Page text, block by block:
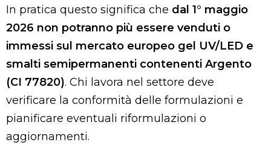
In pratica questo significa che dal 1° maggio
2026 non potranno più essere venduti o
immessi sul mercato europeo gel UV/LED e
smalti semipermanenti contenenti Argento
(CI 77820). Chi lavora nel settore deve
verificare la conformità delle formulazioni e
pianificare eventuali riformulazioni o
aggiornamenti.